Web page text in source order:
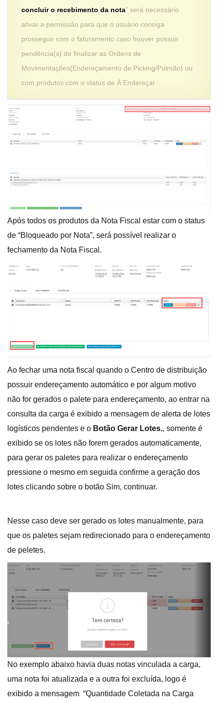
concluir o recebimento da nota” será necessário
ativar a permissão para que o usuário consiga
prosseguir com o faturamento caso houver possuir
pendência(s) de finalizar as Ordens de
Movimentações(Endereçamento de Picking/Pulmão) ou
com produtos com o status de À Endereçar.
Após todos os produtos da Nota Fiscal estar com o status
de “Bloqueado por Nota”, será possível realizar o
fechamento da Nota Fiscal.
Ao fechar uma nota fiscal quando o Centro de distribuição
possuir endereçamento automático e por algum motivo
não for gerados o palete para endereçamento, ao entrar na
consulta da carga é exibido a mensagem de alerta de lotes
logísticos pendentes e o Botão Gerar Lotes., somente é
exibido se os lotes não forem gerados automaticamente,
para gerar os paletes para realizar o endereçamento
pressione o mesmo em seguida confirme a geração dos
lotes clicando sobre o botão Sim, continuar.
Nesse caso deve ser gerado os lotes manualmente, para
que os paletes sejam redirecionado para o endereçamento
de peletes.
No exemplo abaixo havia duas notas vinculada a carga,
uma nota foi atualizada e a outra foi excluída, logo é
exibido a mensagem “Quantidade Coletada na Carga